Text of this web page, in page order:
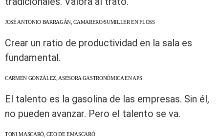
JOSÉ ANTONIO BARRAGÁN, CAMARERO/SUMILLER EN FLOSS
Crear un ratio de productividad en la sala es
fundamental.
CARMEN GONZÁLEZ, ASESORA GASTRONÓMICA EN APS
El talento es la gasolina de las empresas. Sin él,
no pueden avanzar. Pero el talento se va.
TONI MASCARÓ, CEO DE EMASCARÓ